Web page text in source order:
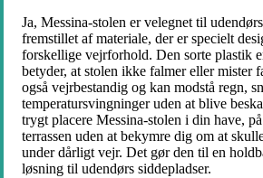
Ja, Messina-stolen er velegnet til
fremstillet af materiale, der er specielt
forskellige vejrforhold. Den sorte plastik
betyder, at stolen ikke falmer eller mister
også vejrbestandig og kan modstå regn,
temperatursvingninger uden at blive
trygt placere Messina-stolen i din have,
terrassen uden at bekymre dig om at
under dårligt vejr. Det gør den til en
løsning til udendørs siddepladser.